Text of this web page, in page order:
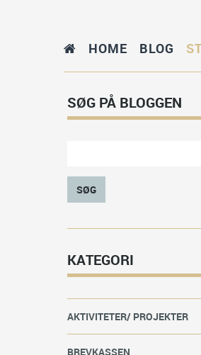
HOME BLOG
SØG PÅ BLOGGEN
SØG
KATEGORI
AKTIVITETER/ PROJEKTER
BREVKASSEN